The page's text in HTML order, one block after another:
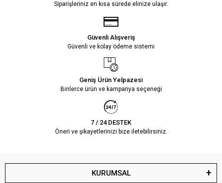
Siparişleriniz en kısa sürede elinize ulaşır.
Güvenli Alışveriş
Güvenli ve kolay ödeme sistemi
Geniş Ürün Yelpazesi
Binlerce ürün ve kampanya seçeneği
7 / 24 DESTEK
Öneri ve şikayetlerinizi bize iletebilirsiniz.
KURUMSAL